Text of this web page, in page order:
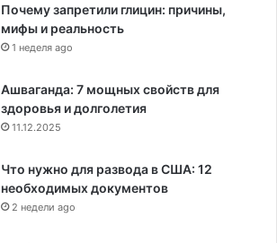
Почему запретили глицин: причины,
мифы и реальность
1 неделя ago
Ашваганда: 7 мощных свойств для
здоровья и долголетия
11.12.2025
Что нужно для развода в США: 12
необходимых документов
2 недели ago